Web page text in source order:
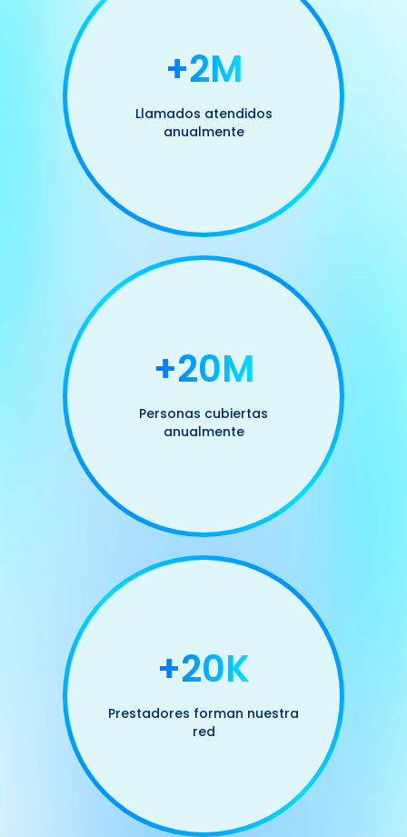
+2M
Llamados atendidos
anualmente
+20M
Personas cubiertas
anualmente
+20K
Prestadores forman nuestra
red